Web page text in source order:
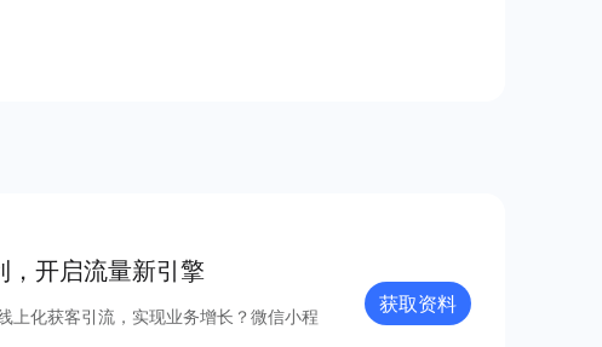
，开启流量新引擎
上化获客引流，实现业务增长？微信小程
获取资料